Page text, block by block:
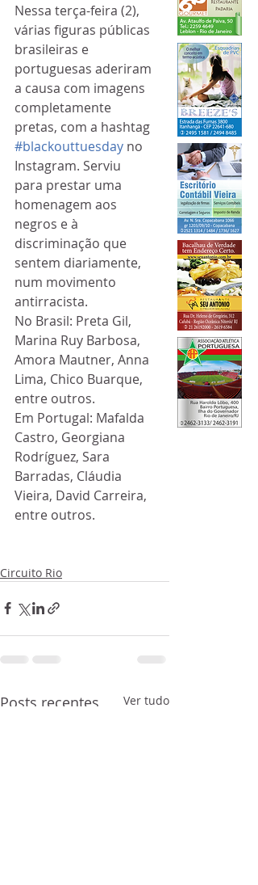
Nessa terça-feira (2),
várias figuras públicas
brasileiras e
portuguesas aderiram
a causa com imagens
completamente
pretas, com a hashtag
#blackouttuesday no
Instagram. Serviu
para prestar uma
homenagem aos
negros e à
discriminação que
sentem diariamente,
num movimento
antirracista.
No Brasil: Preta Gil,
Marina Ruy Barbosa,
Amora Mautner, Anna
Lima, Chico Buarque,
entre outros.
Em Portugal: Mafalda
Castro, Georgiana
Rodríguez, Sara
Barradas, Cláudia
Vieira, David Carreira,
entre outros.
Circuito Rio
Posts recentes Ver tudo